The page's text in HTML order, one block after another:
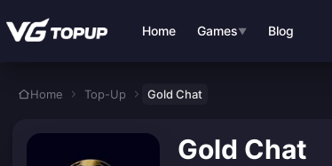
Home Games▼ Blog
Home Top-Up Gold Chat
Gold Chat